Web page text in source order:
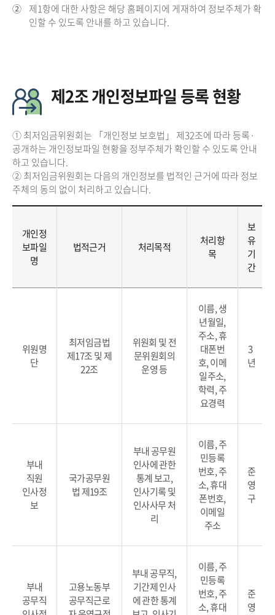
② 제1항에 대한 사항은 해당 홈페이지에 게재하여 정보주체가 확
인할 수 있도록 안내를 하고 있습니다.
제2조 개인정보파일 등록 현황
① 최저임금위원회는 「개인정보 보호법」 제32조에 따라 등록·
공개하는 개인정보파일 현황을 정부주체가 확인할 수 있도록 안내
하고 있습니다.
② 최저임금위원회는 다음의 개인정보를 법적인 근거에 따라 정보
주체의 동의 없이 처리하고 있습니다.
개인정
보파일
명
법적근거 처리목적
처리항
목
보
유
기
간
위원명
단
최저임금법
제17조 및 제
22조
위원회 및 전
문위원회의
운영 등
이름, 생
년월일,
주소, 휴
대폰번
호, 이메
일주소,
학력, 주
요경력
3
년
부내
직원
인사정
보
국가공무원
법 제19조
부내 공무원
인사에 관한
통계 보고,
인사기록 및
인사사무 처
리
이름, 주
민등록
번호, 주
소, 휴대
폰번호,
이메일
주소
준
영
구
부내
공무직
고용노동부
공무직근로
부내 공무직,
기간제 인사
에 관한 통계
이름, 주
민등록
번호, 주
소, 휴대
준
영